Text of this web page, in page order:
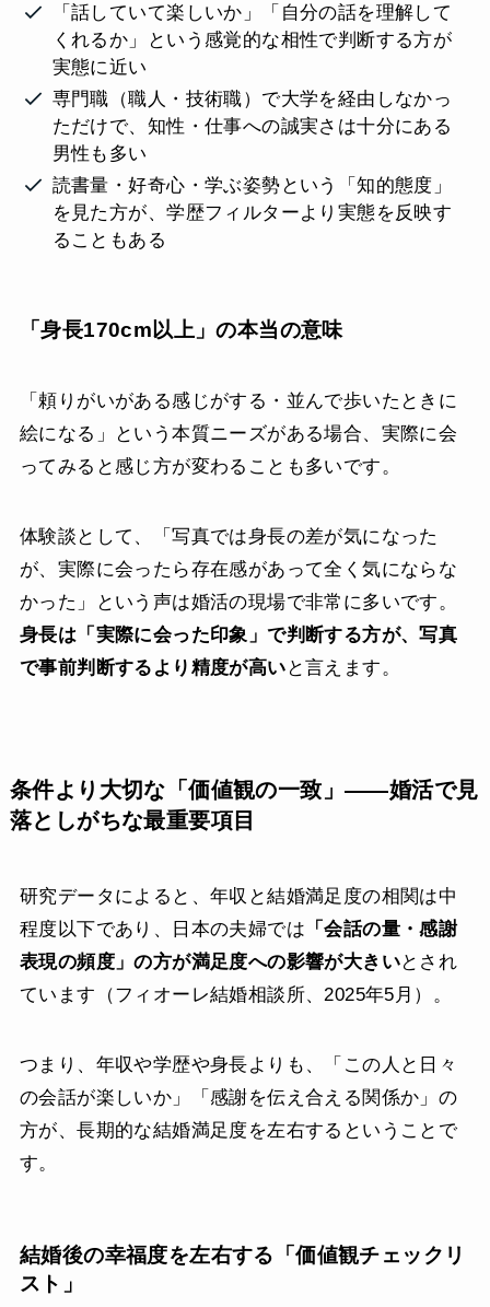
「話していて楽しいか」「自分の話を理解して
くれるか」という感覚的な相性で判断する方が
実態に近い
専門職（職人・技術職）で大学を経由しなかっ
ただけで、知性・仕事への誠実さは十分にある
男性も多い
読書量・好奇心・学ぶ姿勢という「知的態度」
を見た方が、学歴フィルターより実態を反映す
ることもある
「身長170cm以上」の本当の意味
「頼りがいがある感じがする・並んで歩いたときに
絵になる」という本質ニーズがある場合、実際に会
ってみると感じ方が変わることも多いです。
体験談として、「写真では身長の差が気になった
が、実際に会ったら存在感があって全く気にならな
かった」という声は婚活の現場で非常に多いです。
身長は「実際に会った印象」で判断する方が、写真
で事前判断するより精度が高い と言えます。
条件より大切な「価値観の一致」——婚活で見
落としがちな最重要項目
研究データによると、年収と結婚満足度の相関は中
程度以下であり、日本の夫婦では 「会話の量・感謝
表現の頻度」の方が満足度への影響が大きいとされ
ています（フィオーレ結婚相談所、2025年5月）。
つまり、年収や学歴や身長よりも、「この人と日々
の会話が楽しいか」「感謝を伝え合える関係か」の
方が、長期的な結婚満足度を左右するということで
す。
結婚後の幸福度を左右する「価値観チェックリ
スト」